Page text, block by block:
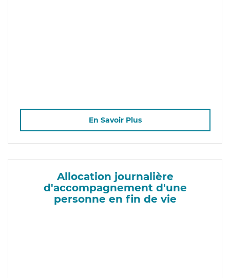
En Savoir Plus
Allocation journalière
d'accompagnement d'une
personne en fin de vie